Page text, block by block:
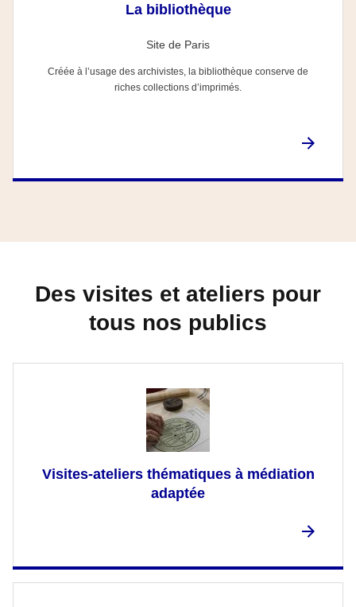
La bibliothèque
Site de Paris
Créée à l’usage des archivistes, la bibliothèque conserve de
riches collections d’imprimés.
Des visites et ateliers pour
tous nos publics
Visites-ateliers thématiques à médiation
adaptée